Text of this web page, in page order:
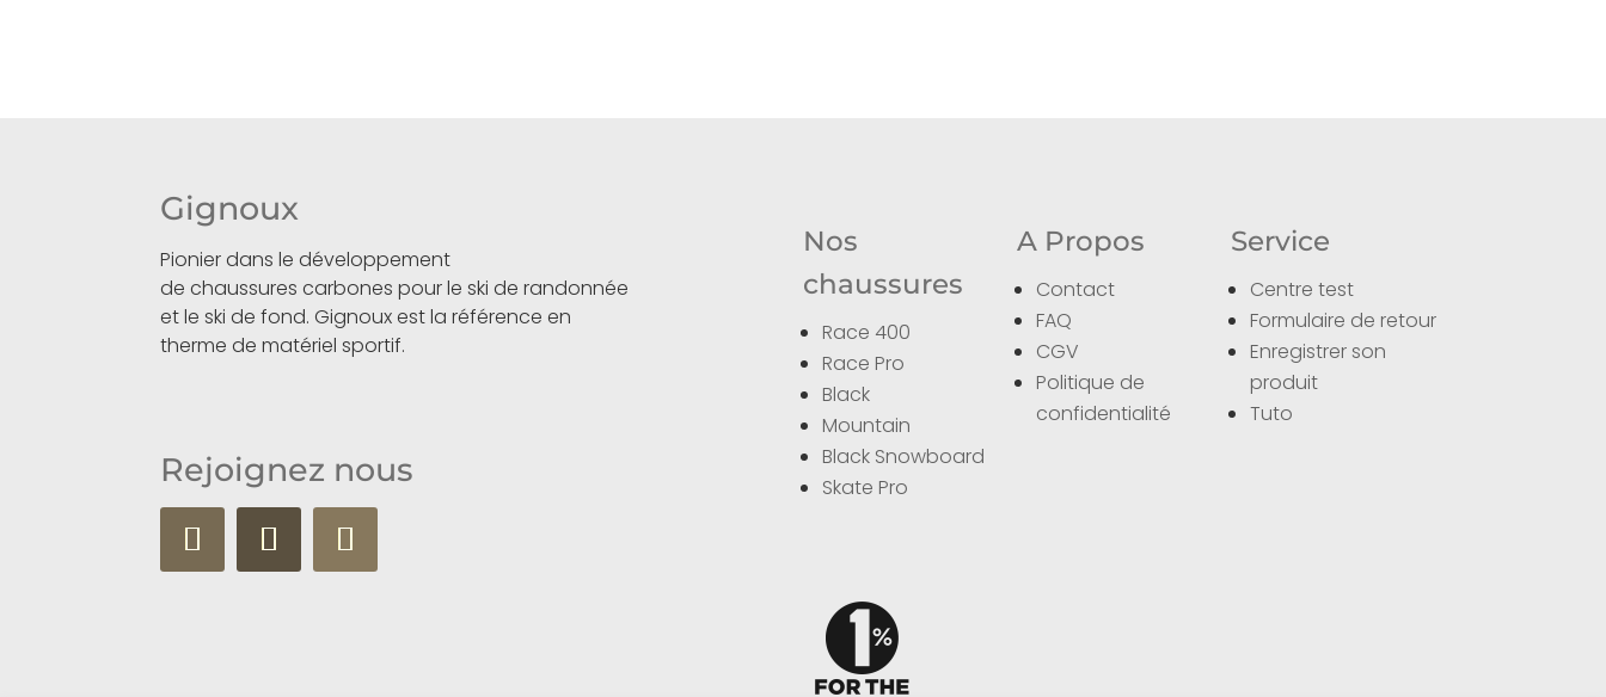
Gignoux
Pionier dans le développement
de chaussures carbones pour le ski de randonnée
et le ski de fond. Gignoux est la référence en
therme de matériel sportif.
Rejoignez nous
Nos
chaussures
Race 400
Race Pro
Black
Mountain
Black Snowboard
Skate Pro
A Propos
Contact
FAQ
CGV
Politique de
confidentialité
Service
Centre test
Formulaire de retour
Enregistrer son
produit
Tuto